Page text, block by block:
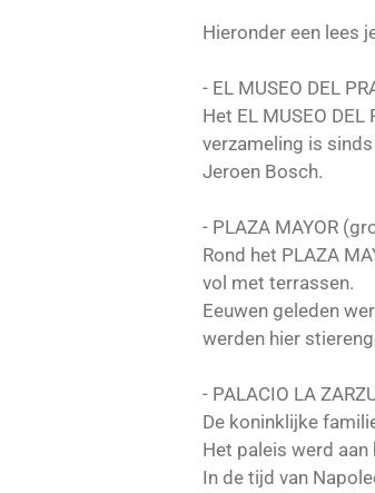
Hieronder een lees
- EL MUSEO DEL
Het EL MUSEO
verzameling is
Jeroen Bosch.
- PLAZA MAYOR
Rond het PLAZA
vol met terrassen.
Eeuwen geleden
werden hier
- PALACIO LA
De koninklijke
Het paleis werd
In de tijd van